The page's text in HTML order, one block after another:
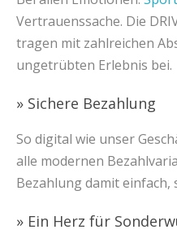
Vertrauenssache. Die
tragen mit zahlreichen
ungetrübten Erlebnis bei.
» Sichere Bezahlung
So digital wie unser
alle modernen
Bezahlung damit einfach,
» Ein Herz für